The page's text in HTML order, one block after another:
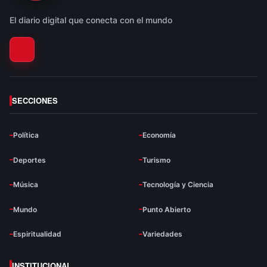
El diario digital que conecta con el mundo
SECCIONES
Política Economía
Deportes Turismo
Música Tecnología y Ciencia
Mundo Punto Abierto
Espiritualidad Variedades